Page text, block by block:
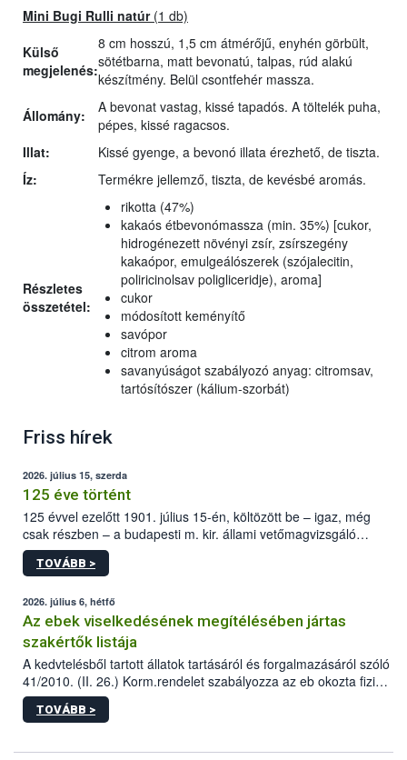
Mini Bugi Rulli natúr (1 db)
Külső
megjelenés:
8 cm hosszú, 1,5 cm átmérőjű, enyhén görbült,
sötétbarna, matt bevonatú, talpas, rúd alakú
készítmény. Belül csontfehér massza.
Állomány:
A bevonat vastag, kissé tapadós. A töltelék puha,
pépes, kissé ragacsos.
Illat:
Kissé gyenge, a bevonó illata érezhető, de tiszta.
Íz:
Termékre jellemző, tiszta, de kevésbé aromás.
Részletes
összetétel:
rikotta (47%)
kakaós étbevonómassza (min. 35%) [cukor,
hidrogénezett növényi zsír, zsírszegény
kakaópor, emulgeálószerek (szójalecitin,
poliricinolsav poligliceridje), aroma]
cukor
módosított keményítő
savópor
citrom aroma
savanyúságot szabályozó anyag: citromsav,
tartósítószer (kálium-szorbát)
Friss hírek
2026. július 15, szerda
125 éve történt
125 évvel ezelőtt 1901. július 15-én, költözött be – igaz, még
csak részben – a budapesti m. kir. állami vetőmagvizsgáló
állomás a Kis Rókus utca 15. szám alatti, Czigler Győző által
tervezett új épületébe.
TOVÁBB >
2026. július 6, hétfő
Az ebek viselkedésének megítélésében jártas
szakértők listája
A kedvtelésből tartott állatok tartásáról és forgalmazásáról szóló
41/2010. (II. 26.) Korm.rendelet szabályozza az eb okozta fizikai
sérülés, illetve ennek veszélye keletkezésekor felmerülő
hatósági feladatokat, valamint a veszélyes eb tartását és annak
vonni az ebek viselkedésének megítélésében jártas szakértőt.
TOVÁBB >